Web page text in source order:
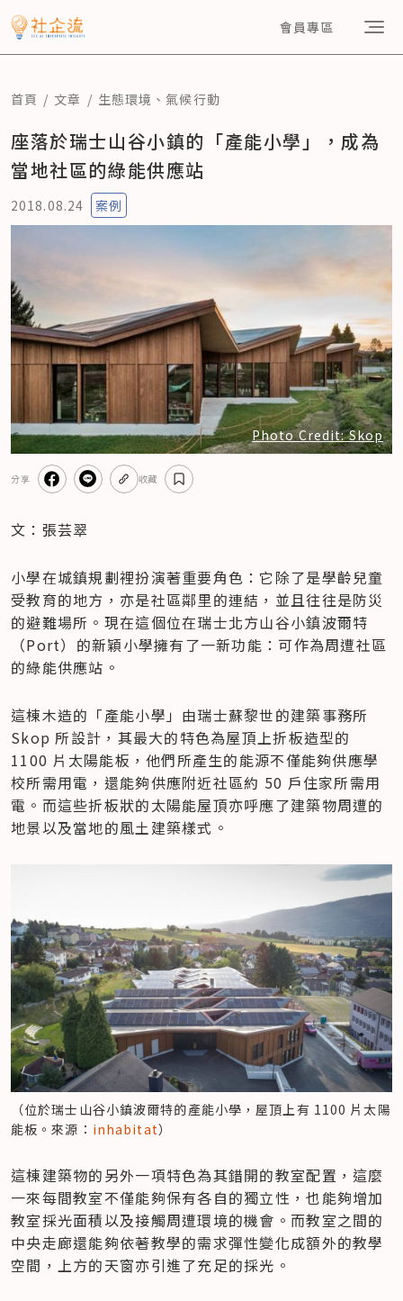
會員專區
首頁 文章 生態環境 、 氣候行動
座落於瑞士山谷小鎮的「產能小學」，成為
當地社區的綠能供應站
2018.08.24 案例
Photo Credit: Skop
分享 收藏
文：張芸翠
小學在城鎮規劃裡扮演著重要角色：它除了是學齡兒童
受教育的地方，亦是社區鄰里的連結，並且往往是防災
的避難場所。現在這個位在瑞士北方山谷小鎮波爾特
（Port）的新穎小學擁有了一新功能：可作為周遭社區
的綠能供應站。
這棟木造的「產能小學」由瑞士蘇黎世的建築事務所
Skop 所設計，其最大的特色為屋頂上折板造型的
1100 片太陽能板，他們所產生的能源不僅能夠供應學
校所需用電，還能夠供應附近社區約 50 戶住家所需用
電。而這些折板狀的太陽能屋頂亦呼應了建築物周遭的
地景以及當地的風土建築樣式。
（位於瑞士山谷小鎮波爾特的產能小學，屋頂上有 1100 片太陽
能板。來源： inhabitat）
這棟建築物的另外一項特色為其錯開的教室配置，這麼
一來每間教室不僅能夠保有各自的獨立性，也能夠增加
教室採光面積以及接觸周遭環境的機會。而教室之間的
中央走廊還能夠依著教學的需求彈性變化成額外的教學
空間，上方的天窗亦引進了充足的採光。